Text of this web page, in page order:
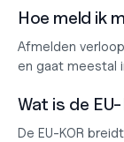
Hoe meld ik
Afmelden
en gaat meestal
Wat is de
De EU-KOR